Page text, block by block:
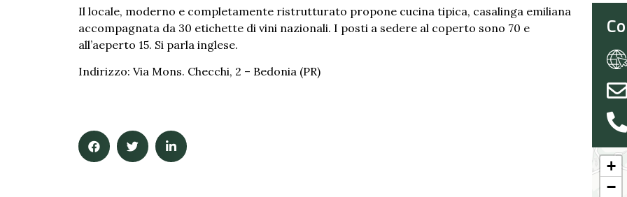
Il locale, moderno e completamente ristrutturato propone cucina tipica, casalinga emiliana
accompagnata da 30 etichette di vini nazionali. I posti a sedere al coperto sono 70 e
all’aeperto 15. Si parla inglese.
Indirizzo: Via Mons. Checchi, 2 – Bedonia (PR)
+
−